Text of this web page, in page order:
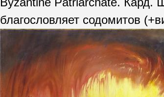
благословляет содомитов